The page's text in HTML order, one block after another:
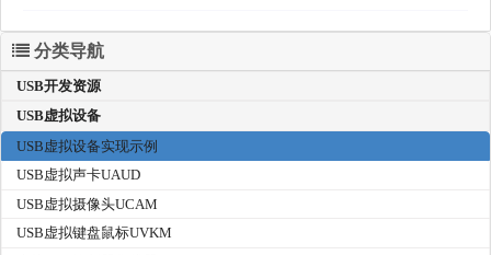
分类导航
USB开发资源
USB虚拟设备
USB虚拟设备实现示例
USB虚拟声卡UAUD
USB虚拟摄像头UCAM
USB虚拟键盘鼠标UVKM